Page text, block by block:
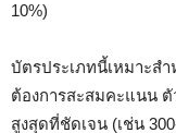
10%)
บัตรประเภทนี้เหมาะส
ต้องการสะสมคะแนน
สูงสุดที่ชัดเจน (เช่น